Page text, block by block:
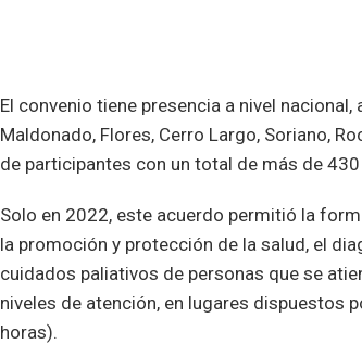
El convenio tiene presencia a nivel
Maldonado, Flores, Cerro Largo, Soriano,
de participantes con un total de más de
Solo en 2022, este acuerdo permitió la
la promoción y protección de la salud, el
cuidados paliativos de personas que se
niveles de atención, en lugares dispuestos
horas).